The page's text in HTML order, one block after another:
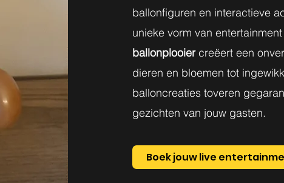
ballonfiguren en interactieve
unieke vorm van
ballonplooiercreëert een
dieren en bloemen tot
balloncreaties toveren
gezichten van jouw gasten.
Boek jouw live